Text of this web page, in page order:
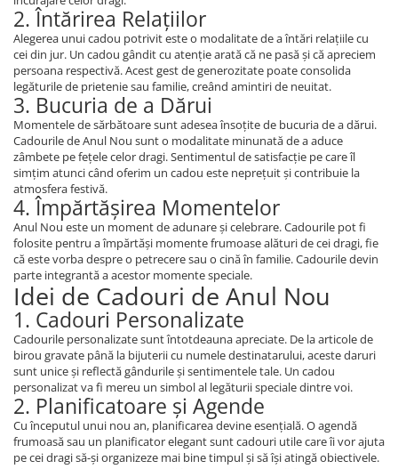
2. Întărirea Relațiilor
Alegerea unui cadou potrivit este o modalitate de a întări relațiile cu
cei din jur. Un cadou gândit cu atenție arată că ne pasă și că apreciem
persoana respectivă. Acest gest de generozitate poate consolida
legăturile de prietenie sau familie, creând amintiri de neuitat.
3. Bucuria de a Dărui
Momentele de sărbătoare sunt adesea însoțite de bucuria de a dărui.
Cadourile de Anul Nou sunt o modalitate minunată de a aduce
zâmbete pe fețele celor dragi. Sentimentul de satisfacție pe care îl
simțim atunci când oferim un cadou este neprețuit și contribuie la
atmosfera festivă.
4. Împărtășirea Momentelor
Anul Nou este un moment de adunare și celebrare. Cadourile pot fi
folosite pentru a împărtăși momente frumoase alături de cei dragi, fie
că este vorba despre o petrecere sau o cină în familie. Cadourile devin
parte integrantă a acestor momente speciale.
Idei de Cadouri de Anul Nou
1. Cadouri Personalizate
Cadourile personalizate sunt întotdeauna apreciate. De la articole de
birou gravate până la bijuterii cu numele destinatarului, aceste daruri
sunt unice și reflectă gândurile și sentimentele tale. Un cadou
personalizat va fi mereu un simbol al legăturii speciale dintre voi.
2. Planificatoare și Agende
Cu începutul unui nou an, planificarea devine esențială. O agendă
frumoasă sau un planificator elegant sunt cadouri utile care îi vor ajuta
pe cei dragi să-și organizeze mai bine timpul și să își atingă obiectivele.